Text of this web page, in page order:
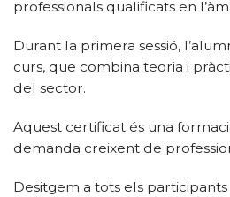
professionals qualificats en
Durant la primera sessió,
curs, que combina teoria i
del sector.
Aquest certificat és una
demanda creixent de
Desitgem a tots els